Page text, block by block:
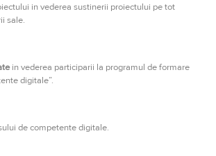
in vederea sustinerii proiectului pe tot
sale.
in vederea participarii la programul de formare
digitale”.
de competente digitale.